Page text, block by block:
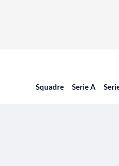
Squadre Serie A